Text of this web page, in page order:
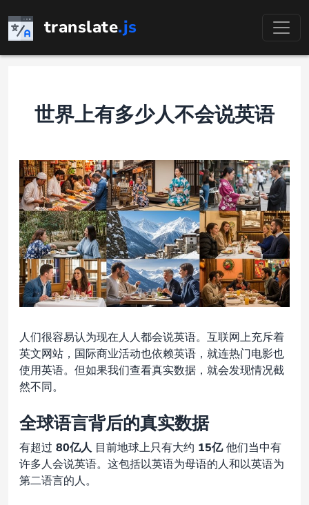
至
内
容
translate.js
世界上有多少人不会说英语
人们很容易认为现在人人都会说英语。互联网上充斥着
英文网站，国际商业活动也依赖英语，就连热门电影也
使用英语。但如果我们查看真实数据，就会发现情况截
然不同。
全球语言背后的真实数据
有超过 80亿人 目前地球上只有大约 15亿 他们当中有
许多人会说英语。这包括以英语为母语的人和以英语为
第二语言的人。